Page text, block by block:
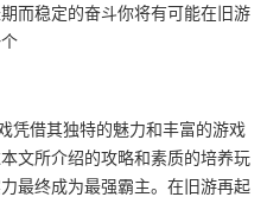
而稳定的奋斗你将有可能在旧游
凭借其独特的魅力和丰富的游戏
文所介绍的攻略和素质的培养玩
最终成为最强霸主。在旧游再起